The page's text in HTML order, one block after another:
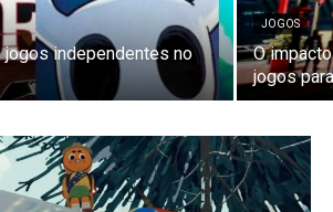
independentes no
JOGOS
O
jogos